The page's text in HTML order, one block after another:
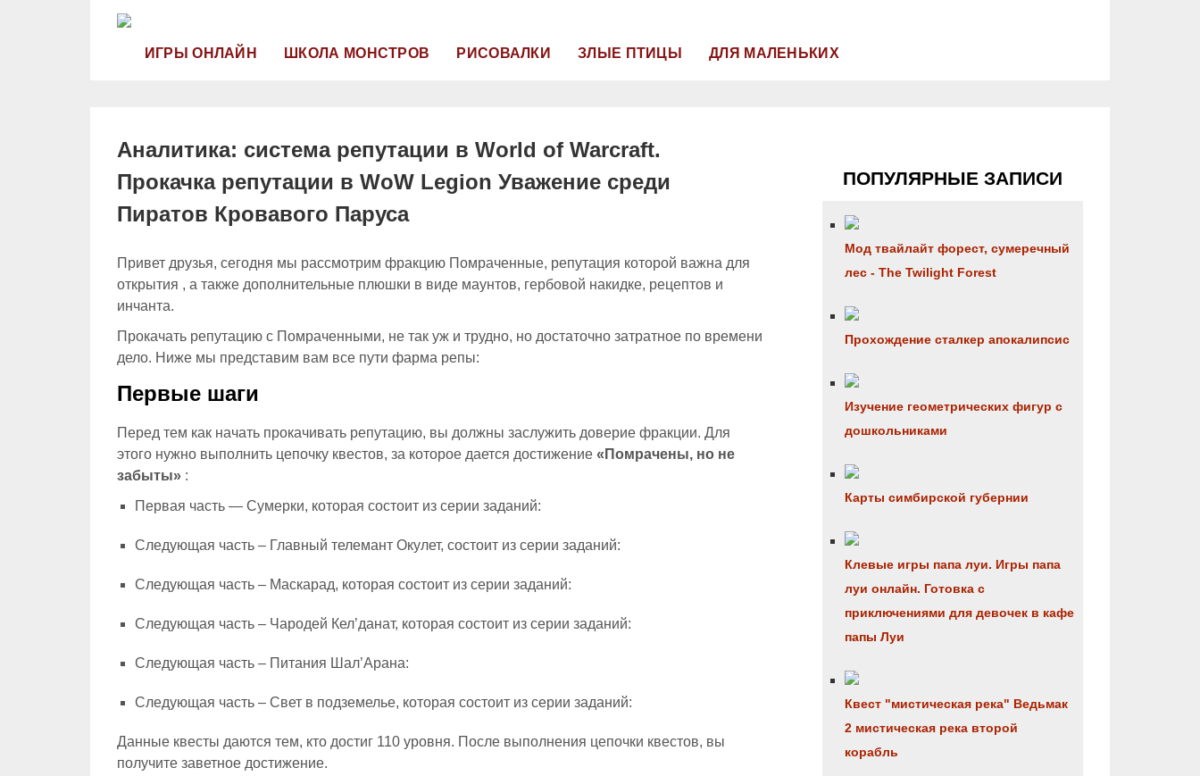
ИГРЫ ОНЛАЙН ШКОЛА МОНСТРОВ РИСОВАЛКИ ЗЛЫЕ ПТИЦЫ ДЛЯ МАЛЕНЬКИХ
Аналитика: система репутации в World of Warcraft.
Прокачка репутации в WoW Legion Уважение среди
Пиратов Кровавого Паруса
Привет друзья, сегодня мы рассмотрим фракцию Помраченные, репутация которой важна для
открытия , а также дополнительные плюшки в виде маунтов, гербовой накидке, рецептов и
инчанта.
Прокачать репутацию с Помраченными, не так уж и трудно, но достаточно затратное по времени
дело. Ниже мы представим вам все пути фарма репы:
Первые шаги
Перед тем как начать прокачивать репутацию, вы должны заслужить доверие фракции. Для
этого нужно выполнить цепочку квестов, за которое дается достижение «Помрачены, но не
забыты» :
Первая часть — Сумерки, которая состоит из серии заданий:
Следующая часть – Главный телемант Окулет, состоит из серии заданий:
Следующая часть – Маскарад, которая состоит из серии заданий:
Следующая часть – Чародей Кел’данат, которая состоит из серии заданий:
Следующая часть – Питания Шал’Арана:
Следующая часть – Свет в подземелье, которая состоит из серии заданий:
Данные квесты даются тем, кто достиг 110 уровня. После выполнения цепочки квестов, вы
получите заветное достижение.
ПОПУЛЯРНЫЕ ЗАПИСИ
Мод твайлайт форест, сумеречный
лес - The Twilight Forest
Прохождение сталкер апокалипсис
Изучение геометрических фигур с
дошкольниками
Карты симбирской губернии
Клевые игры папа луи. Игры папа
луи онлайн. Готовка с
приключениями для девочек в кафе
папы Луи
Квест "мистическая река" Ведьмак
2 мистическая река второй
корабль